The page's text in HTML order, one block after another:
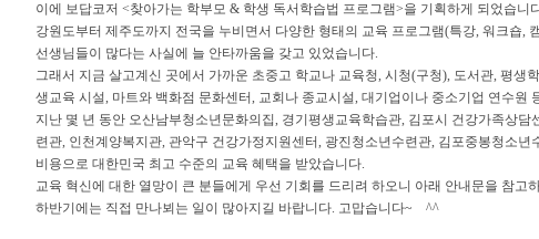
이에 보답코저 <찾아가는 학부모 & 학생 독서학습법 프로그램>을 기획하게 되었습니
강원도부터 제주도까지 전국을 누비면서 다양한 형태의 교육 프로그램(특강, 워크숍,
선생님들이 많다는 사실에 늘 안타까움을 갖고 있었습니다.
그래서 지금 살고계신 곳에서 가까운 초중고 학교나 교육청, 시청(구청), 도서관, 평생
생교육 시설, 마트와 백화점 문화센터, 교회나 종교시설, 대기업이나 중소기업 연수원
지난 몇 년 동안 오산남부청소년문화의집, 경기평생교육학습관, 김포시 건강가족상담
련관, 인천계양복지관, 관악구 건강가정지원센터, 광진청소년수련관, 김포중봉청소년
비용으로 대한민국 최고 수준의 교육 혜택을 받았습니다.
교육 혁신에 대한 열망이 큰 분들에게 우선 기회를 드리려 하오니 아래 안내문을 참
하반기에는 직접 만나뵈는 일이 많아지길 바랍니다. 고맙습니다~ ^^